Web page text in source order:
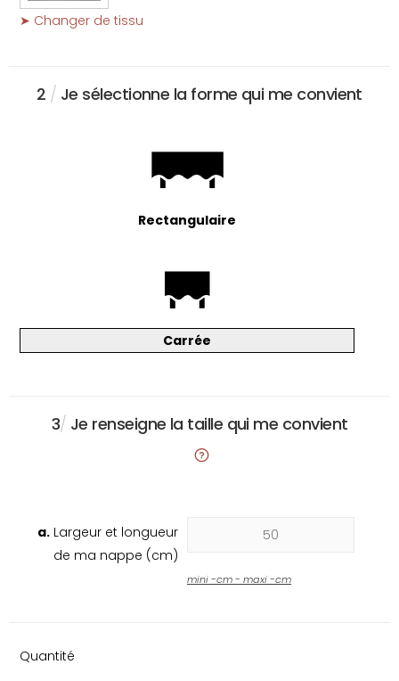
➤ Changer de tissu
2 / Je sélectionne la forme qui me convient
Rectangulaire
Carrée
3/ Je renseigne la taille qui me convient
a. Largeur et longueur
de ma nappe (cm)
mini-cm - maxi-cm
Quantité